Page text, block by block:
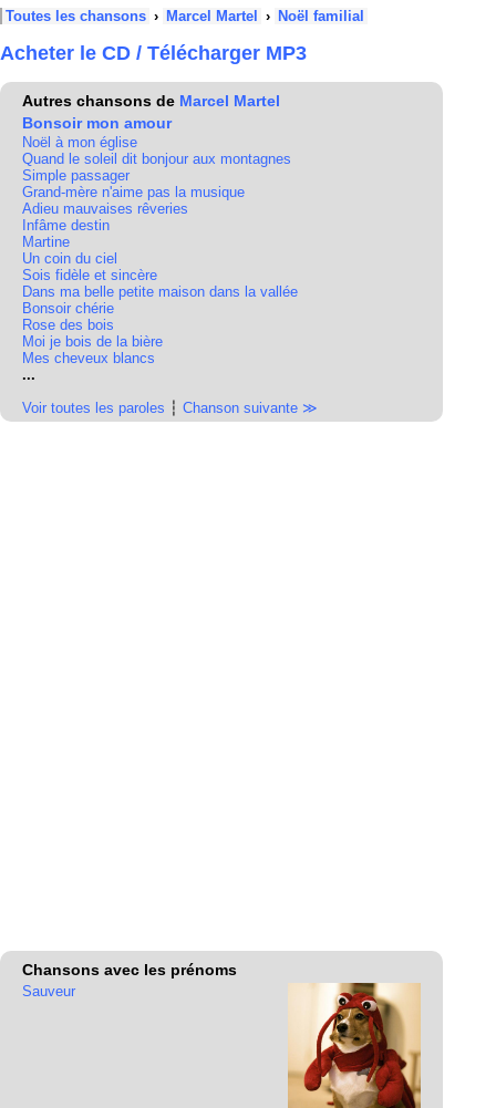
Toutes les chansons › Marcel Martel › Noël familial
Acheter le CD / Télécharger MP3
Autres chansons de Marcel Martel
Bonsoir mon amour
Noël à mon église
Quand le soleil dit bonjour aux montagnes
Simple passager
Grand-mère n'aime pas la musique
Adieu mauvaises rêveries
Infâme destin
Martine
Un coin du ciel
Sois fidèle et sincère
Dans ma belle petite maison dans la vallée
Bonsoir chérie
Rose des bois
Moi je bois de la bière
Mes cheveux blancs
...
Voir toutes les paroles ┆ Chanson suivante ≫
Chansons avec les prénoms
Sauveur